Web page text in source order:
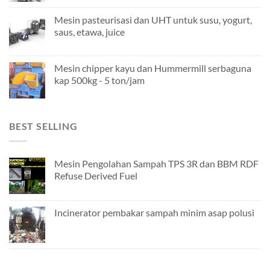
Mesin pasteurisasi dan UHT untuk susu, yogurt,
saus, etawa, juice
Mesin chipper kayu dan Hummermill serbaguna
kap 500kg - 5 ton/jam
BEST SELLING
Mesin Pengolahan Sampah TPS 3R dan BBM RDF
Refuse Derived Fuel
Incinerator pembakar sampah minim asap polusi